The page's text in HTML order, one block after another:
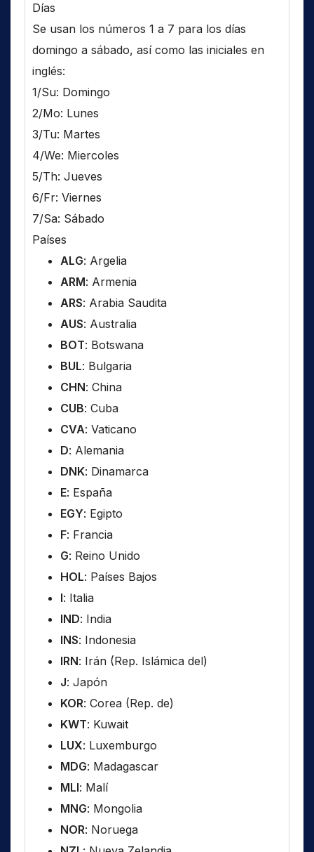
Días
Se usan los números 1 a 7 para los días
domingo a sábado, así como las iniciales en
inglés:
1/Su: Domingo
2/Mo: Lunes
3/Tu: Martes
4/We: Miercoles
5/Th: Jueves
6/Fr: Viernes
7/Sa: Sábado
Países
ALG: Argelia
ARM: Armenia
ARS: Arabia Saudita
AUS: Australia
BOT: Botswana
BUL: Bulgaria
CHN: China
CUB: Cuba
CVA: Vaticano
D: Alemania
DNK: Dinamarca
E: España
EGY: Egipto
F: Francia
G: Reino Unido
HOL: Países Bajos
I: Italia
IND: India
INS: Indonesia
IRN: Irán (Rep. Islámica del)
J: Japón
KOR: Corea (Rep. de)
KWT: Kuwait
LUX: Luxemburgo
MDG: Madagascar
MLI: Malí
MNG: Mongolia
NOR: Noruega